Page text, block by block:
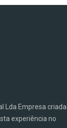
Lda Empresa criada
experiência no